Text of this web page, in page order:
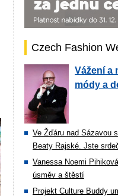
Czech Fashion
Vážení a
módy a
Ve Žďáru nad Sázavou
Beaty Rajské. Jste
Vanessa Noemi
úsměv a štěstí
Projekt Culture Buddy